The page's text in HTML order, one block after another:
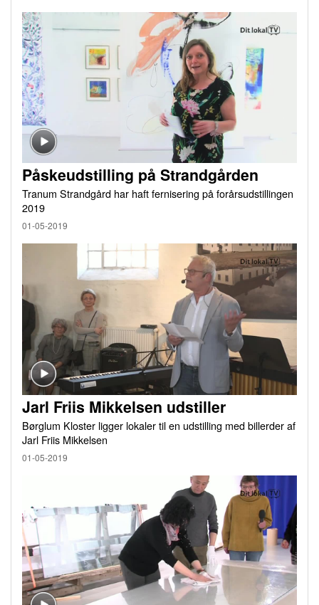
Påskeudstilling på Strandgården
Tranum Strandgård har haft fernisering på forårsudstillingen
2019
01-05-2019
Jarl Friis Mikkelsen udstiller
Børglum Kloster ligger lokaler til en udstilling med billerder af
Jarl Friis Mikkelsen
01-05-2019